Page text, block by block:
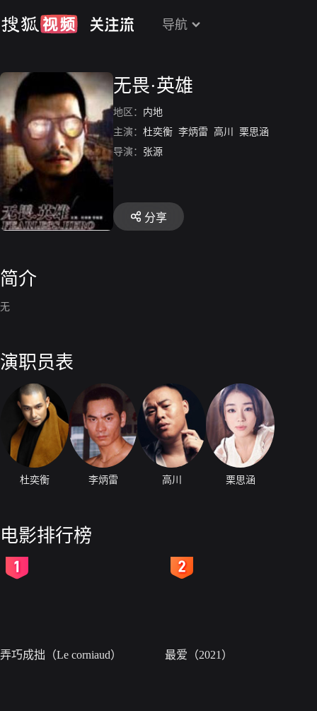
导航
无畏·英雄
地区： 内地
主演： 杜奕衡 李炳雷 高川
栗思涵
导演： 张源
分享
简介
无
演职员表
杜奕衡 李炳雷 高川 栗思涵
电影排行榜
弄巧成拙（Le corniaud） 最爱（2021）